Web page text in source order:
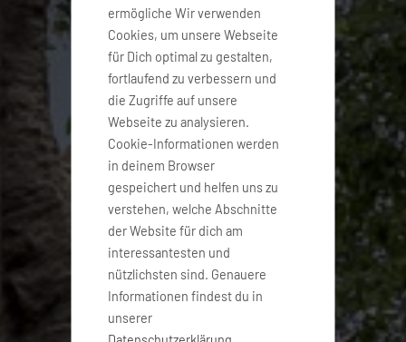
ermögliche Wir verwenden
Cookies, um unsere Webseite
für Dich optimal zu gestalten,
fortlaufend zu verbessern und
die Zugriffe auf unsere
Webseite zu analysieren.
Cookie-Informationen werden
in deinem Browser
gespeichert und helfen uns zu
verstehen, welche Abschnitte
der Website für dich am
interessantesten und
nützlichsten sind. Genauere
Informationen findest du in
unserer